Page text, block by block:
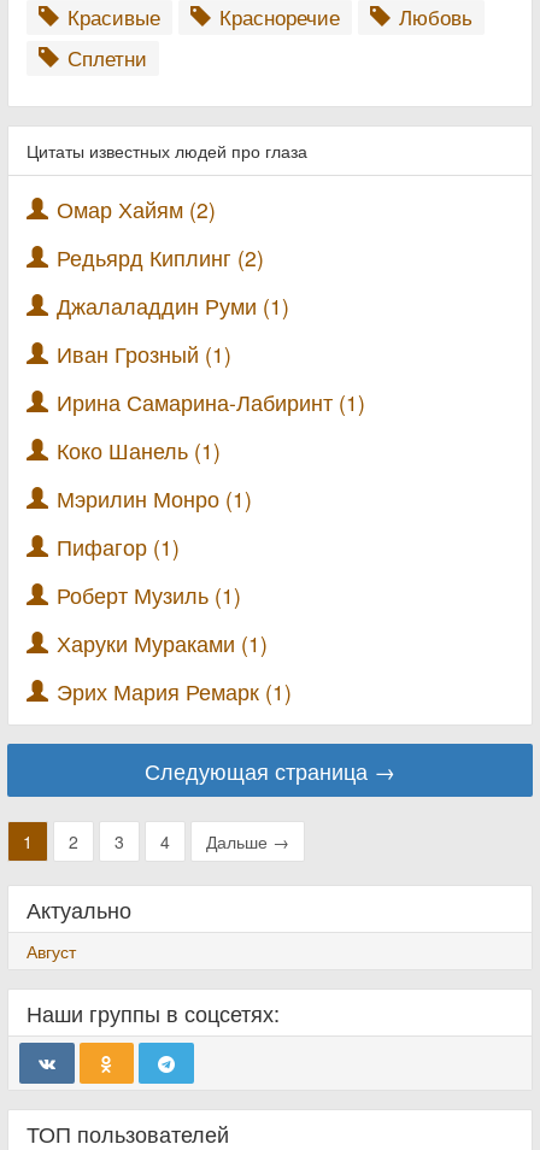
Красивые
Красноречие
Любовь
Сплетни
Цитаты известных людей про глаза
Омар Хайям (2)
Редьярд Киплинг (2)
Джалаладдин Руми (1)
Иван Грозный (1)
Ирина Самарина-Лабиринт (1)
Коко Шанель (1)
Мэрилин Монро (1)
Пифагор (1)
Роберт Музиль (1)
Харуки Мураками (1)
Эрих Мария Ремарк (1)
Следующая страница →
1 2 3 4 Дальше →
Актуально
Август
Наши группы в соцсетях:
ТОП пользователей